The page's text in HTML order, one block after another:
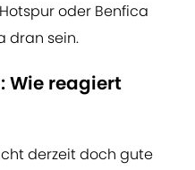
oder Benfica
dran sein.
Wie reagiert
derzeit doch gute